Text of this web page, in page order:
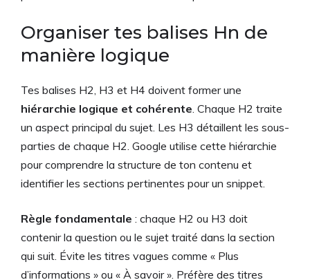
Organiser tes balises Hn de
manière logique
Tes balises H2, H3 et H4 doivent former une
hiérarchie logique et cohérente . Chaque H2 traite
un aspect principal du sujet. Les H3 détaillent les sous-
parties de chaque H2. Google utilise cette hiérarchie
pour comprendre la structure de ton contenu et
identifier les sections pertinentes pour un snippet.
Règle fondamentale : chaque H2 ou H3 doit
contenir la question ou le sujet traité dans la section
qui suit. Évite les titres vagues comme « Plus
d’informations » ou « À savoir ». Préfère des titres